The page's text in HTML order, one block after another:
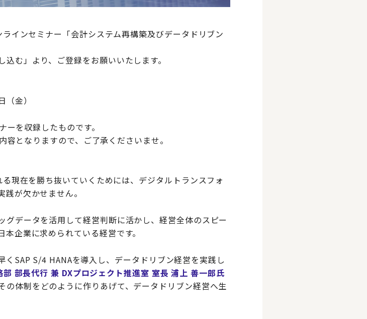
インセミナー「会計システム再構築及びデータドリブン
む」より、ご登録をお願いいたします。
金）
を収録したものです。
となりますので、ご了承くださいませ。
現在を勝ち抜いていくためには、デジタルトランスフォ
が欠かせません。
データを活用して経営判断に活かし、経営全体のスピー
企業に求められている経営です。
SAP S/4 HANAを導入し、データドリブン経営を実践し
部長代行 兼 DXプロジェクト推進室 室長 浦上 善一郎氏
の体制をどのように作りあげて、データドリブン経営へ生